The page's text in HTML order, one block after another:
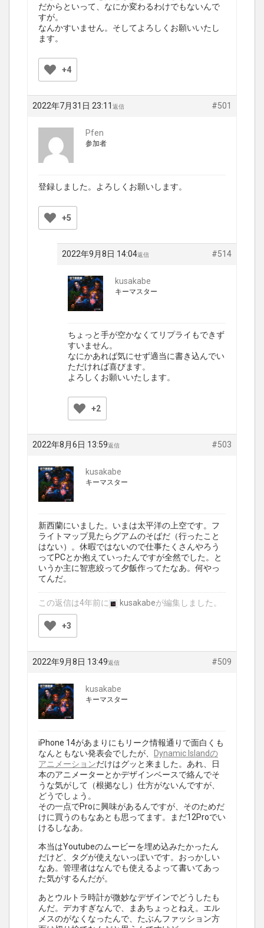
だからといって、なにか変わるわけでもないんで
すが。
なんかすいません。そしてよろしくお願いいたし
ます。
+4
2022年7月31日 23:11 #501
返信
Pfen
参加者
登録しました。よろしくお願いします。
+5
2022年9月8日 14:04 #514
返信
kusakabe
キーマスター
ちょっと手が空かなくてリプライもできず
すいません。
なにかあれば気にせず適当に書き込んでい
ただければ喜びます。
よろしくお願いいたします。
+2
2022年8月6日 13:59 #503
返信
kusakabe
キーマスター
新西蘭にいました。いまは太平洋の上空です。フ
ライトマップ見たらグアムのそばだ（行ったこと
はない）。休暇ではないので仕事たくさんやろう
ってPCとか抱えていったんですが全然でした。と
いうか主に智恵絞って夕飯作ってたなあ。何やっ
てんだ。
この返信は4年前に kusakabeが編集しました。
+3
2022年9月8日 13:49 #509
返信
kusakabe
キーマスター
iPhone 14があまりにもリーク情報通りで面白くも
なんともない発表会でしたが、
Dynamic Islandの
アニメーションだけはグッと来ました。あれ、日
本のアニメーターとかデザインベースで絡んでそ
うな気がして（根拠なし）仕方がないんですが、
どうでしょう。
その一点でProに興味があるんですが、そのためだ
けに買うのもなあとも思ってます。まだ12Proでい
けるしなあ。
本当はYoutubeのムービーを埋め込みたかったん
だけど、タグが使えないっぽいです。おっかしい
なあ。管理者はなんでも使えるよって書いてあっ
た気がするんだが。
あとウルトラ時計が微妙なデザインでどうしたも
んだ。デカすぎなんで、まあちょっとねえ。エル
メスのがなくなったんで、たぶんファッション方